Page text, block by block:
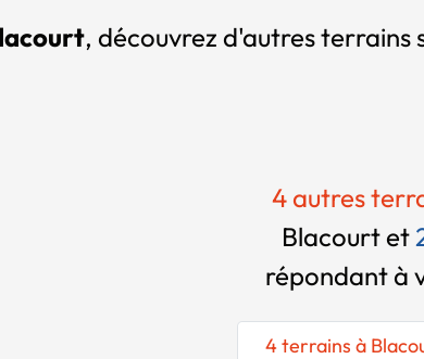
, découvrez d'autres terrains
4 autres
Blacourt et
répondant à
4 terrains à